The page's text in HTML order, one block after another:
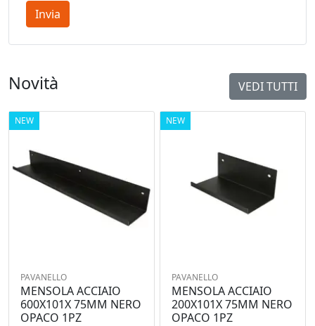
Invia
Novità VEDI TUTTI
NEW
PAVANELLO
MENSOLA ACCIAIO
600X101X 75MM NERO
OPACO 1PZ
NEW
PAVANELLO
MENSOLA ACCIAIO
200X101X 75MM NERO
OPACO 1PZ